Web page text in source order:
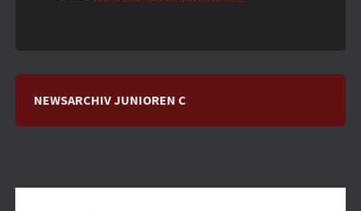
NEWSARCHIV JUNIOREN C